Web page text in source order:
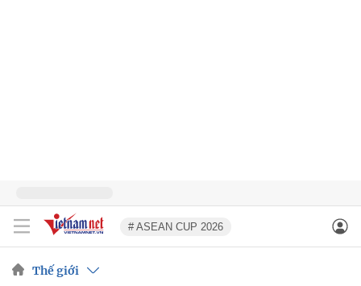
# ASEAN CUP 2026
Thế giới